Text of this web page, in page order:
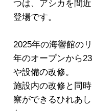
つは、アシカを間
登場です。
2025年の海響館の
年のオープンから
や設備の改修。
施設内の改修と同
察ができるひれあ